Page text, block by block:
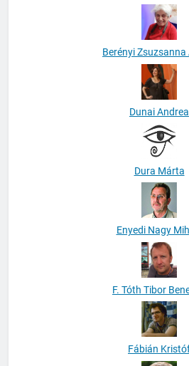
Berényi Zsuzsanna
Dunai Andrea
Dura Márta
Enyedi Nagy
F. Tóth Tibor
Fábián